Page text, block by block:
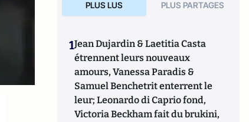
PLUS LUS PLUS PARTAGES
1Jean Dujardin & Laetitia Casta
étrennent leurs nouveaux
amours, Vanessa Paradis &
Samuel Benchetrit enterrent le
leur; Leonardo di Caprio fond,
Victoria Beckham fait du brukini,